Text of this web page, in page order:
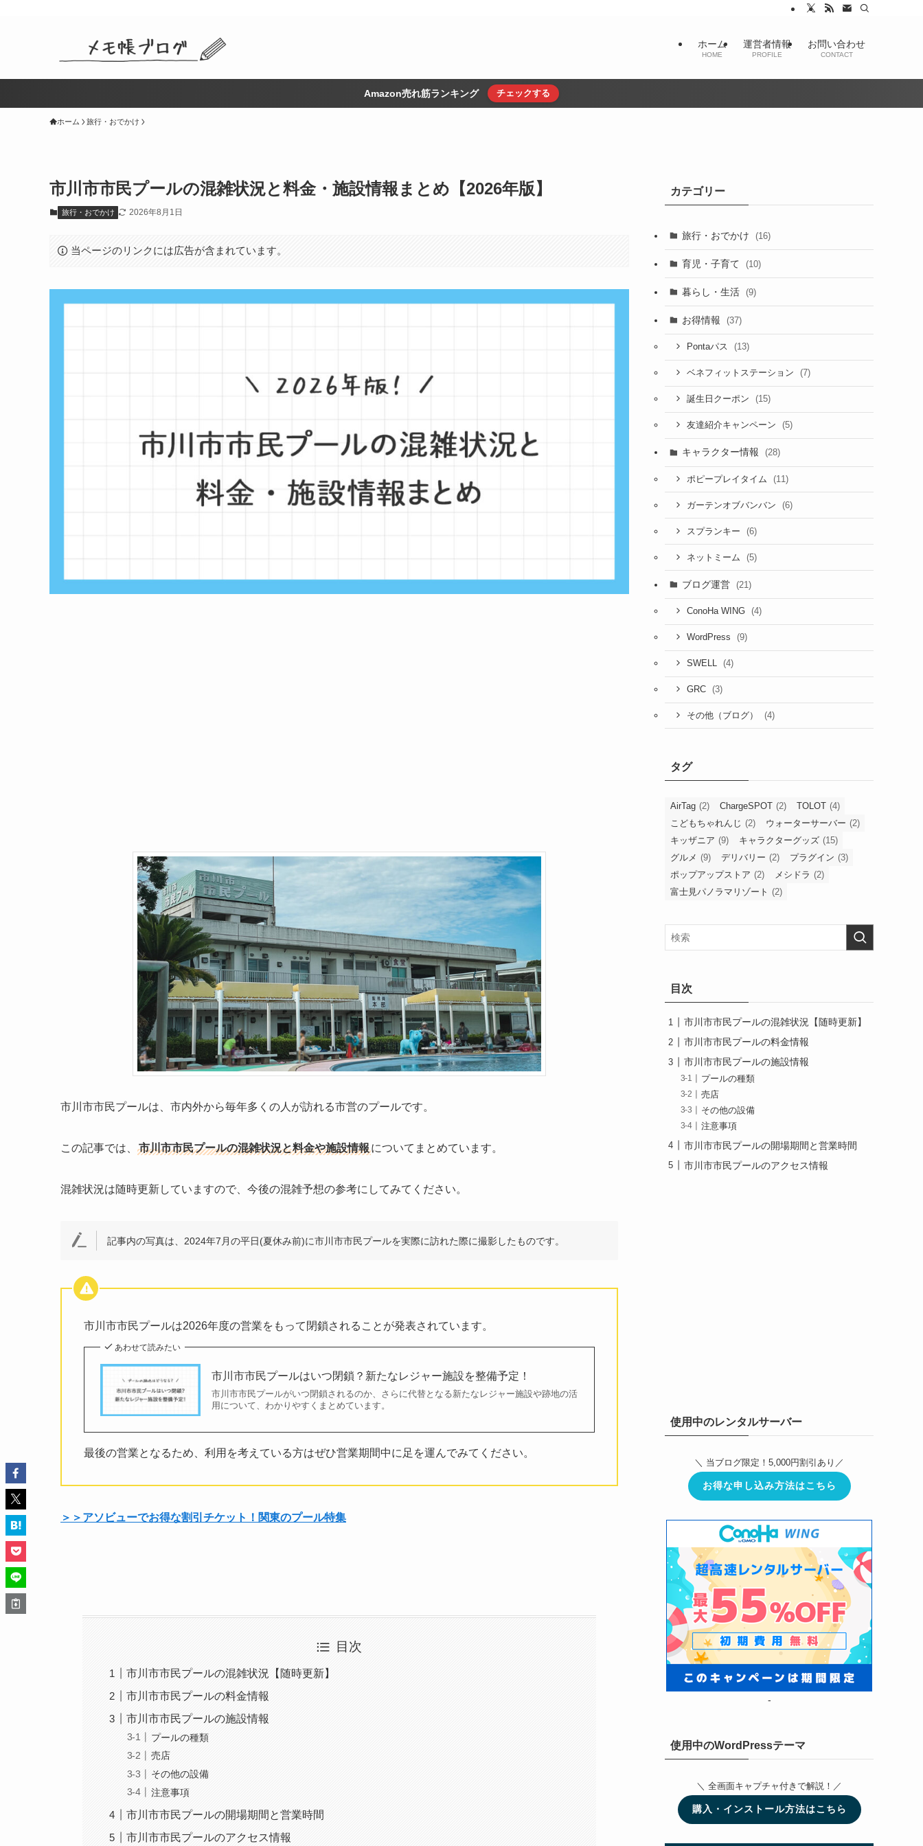
ホーム
HOME
運営者情報
PROFILE
お問い合わせ
CONTACT
Amazon売れ筋ランキング チェックする
ホーム 旅行・おでかけ
市川市市民プールの混雑状況と料金・施設情報まとめ【2026年版】
旅行・おでかけ 2026年8月1日
当ページのリンクには広告が含まれています。
市川市市民プールは、市内外から毎年多くの人が訪れる市営のプールです。
この記事では、 市川市市民プールの混雑状況と料金や施設情報についてまとめています。
混雑状況は随時更新していますので、今後の混雑予想の参考にしてみてください。
記事内の写真は、2024年7月の平日(夏休み前)に市川市市民プールを実際に訪れた際に撮影したものです。
市川市市民プールは2026年度の営業をもって閉鎖されることが発表されています。
あわせて読みたい
市川市市民プールはいつ閉鎖？新たなレジャー施設を整備予定！
市川市市民プールがいつ閉鎖されるのか、さらに代替となる新たなレジャー施設や跡地の活
用について、わかりやすくまとめています。
最後の営業となるため、利用を考えている方はぜひ営業期間中に足を運んでみてください。
＞＞アソビューでお得な割引チケット！関東のプール特集
目次
市川市市民プールの混雑状況【随時更新】
市川市市民プールの料金情報
市川市市民プールの施設情報
プールの種類
売店
その他の設備
注意事項
市川市市民プールの開場期間と営業時間
市川市市民プールのアクセス情報
カテゴリー
旅行・おでかけ (16)
育児・子育て (10)
暮らし・生活 (9)
お得情報 (37)
Pontaパス (13)
ベネフィットステーション (7)
誕生日クーポン (15)
友達紹介キャンペーン (5)
キャラクター情報 (28)
ポピープレイタイム (11)
ガーテンオブバンバン (6)
スプランキー (6)
ネットミーム (5)
ブログ運営 (21)
ConoHa WING (4)
WordPress (9)
SWELL (4)
GRC (3)
その他（ブログ） (4)
タグ
AirTag (2) ChargeSPOT (2) TOLOT (4)
こどもちゃれんじ (2) ウォーターサーバー (2)
キッザニア (9) キャラクターグッズ (15)
グルメ (9) デリバリー (2) プラグイン (3)
ポップアップストア (2) メシドラ (2)
富士見パノラマリゾート (2)
目次
市川市市民プールの混雑状況【随時更新】
市川市市民プールの料金情報
市川市市民プールの施設情報
プールの種類
売店
その他の設備
注意事項
市川市市民プールの開場期間と営業時間
市川市市民プールのアクセス情報
使用中のレンタルサーバー
＼ 当ブログ限定！5,000円割引あり／
お得な申し込み方法はこちら
-
使用中のWordPressテーマ
＼ 全画面キャプチャ付きで解説！／
購入・インストール方法はこちら